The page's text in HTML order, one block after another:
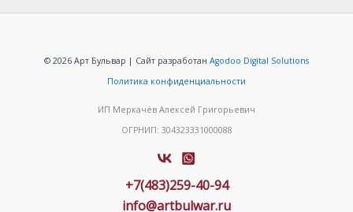
© 2026 Арт Бульвар | Сайт разработан Agodoo Digital Solutions
Политика конфиденциальности
ИП Меркачёв Алексей Григорьевич
ОГРНИП: 304323331000088
+7(483)259-40-94
info@artbulwar.ru